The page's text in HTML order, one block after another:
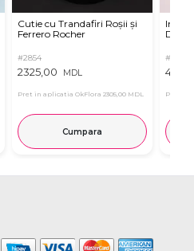
Cutie cu Trandafiri Roșii și
Ferrero Rocher
#2854
2325,00 MDL
Pret in aplicatia OkFlora 2305,00 MDL
Cumpara
Inima
#2321
Pret in